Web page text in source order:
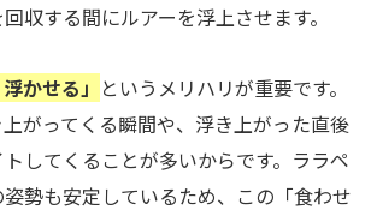
収する間にルアーを浮上させます。
かせる」 というメリハリが重要です。
がってくる瞬間や、浮き上がった直後
してくることが多いからです。ララペ
勢も安定しているため、この「食わせ